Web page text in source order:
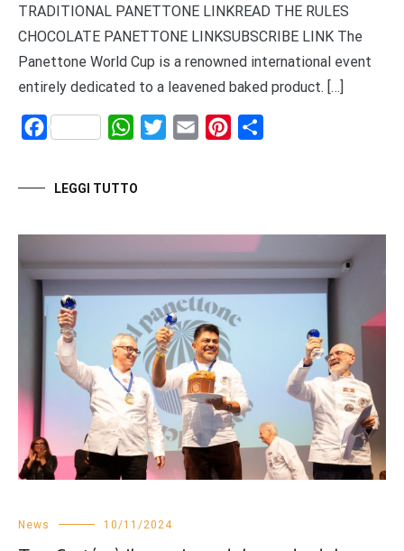
TRADITIONAL PANETTONE LINKREAD THE RULES
CHOCOLATE PANETTONE LINKSUBSCRIBE LINK The
Panettone World Cup is a renowned international event
entirely dedicated to a leavened baked product. […]
Facebook WhatsAppTwitterEmail Pinterest
LEGGI TUTTO
News 10/11/2024